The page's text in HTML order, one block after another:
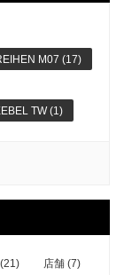
M07 (17)
TW (1)
店舗 (7)